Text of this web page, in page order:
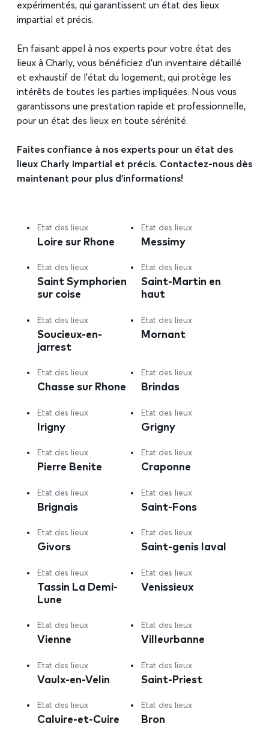
expérimentés, qui garantissent un état des lieux
impartial et précis.
En faisant appel à nos experts pour votre état des
lieux à Charly, vous bénéficiez d’un inventaire détaillé
et exhaustif de l’état du logement, qui protège les
intérêts de toutes les parties impliquées. Nous vous
garantissons une prestation rapide et professionnelle,
pour un état des lieux en toute sérénité.
Faites confiance à nos experts pour un état des
lieux Charly impartial et précis. Contactez-nous dès
maintenant pour plus d’informations!
Etat des lieux
Loire sur Rhone
Etat des lieux
Messimy
Etat des lieux
Saint Symphorien
sur coise
Etat des lieux
Saint-Martin en
haut
Etat des lieux
Soucieux-en-
jarrest
Etat des lieux
Mornant
Etat des lieux
Chasse sur Rhone
Etat des lieux
Brindas
Etat des lieux
Irigny
Etat des lieux
Grigny
Etat des lieux
Pierre Benite
Etat des lieux
Craponne
Etat des lieux
Brignais
Etat des lieux
Saint-Fons
Etat des lieux
Givors
Etat des lieux
Saint-genis laval
Etat des lieux
Tassin La Demi-
Lune
Etat des lieux
Venissieux
Etat des lieux
Vienne
Etat des lieux
Villeurbanne
Etat des lieux
Vaulx-en-Velin
Etat des lieux
Saint-Priest
Etat des lieux
Caluire-et-Cuire
Etat des lieux
Bron